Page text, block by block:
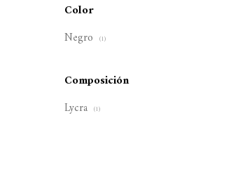
Color
Negro (1)
Composición
Lycra (1)